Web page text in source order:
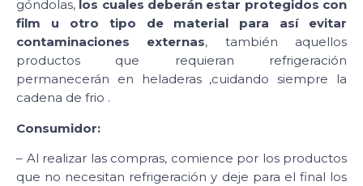
góndolas, los cuales deberán estar protegidos con
film u otro tipo de material para así evitar
contaminaciones externas, también aquellos
productos que requieran refrigeración
permanecerán en heladeras ,cuidando siempre la
cadena de frio .
Consumidor:
– Al realizar las compras, comience por los productos
que no necesitan refrigeración y deje para el final los